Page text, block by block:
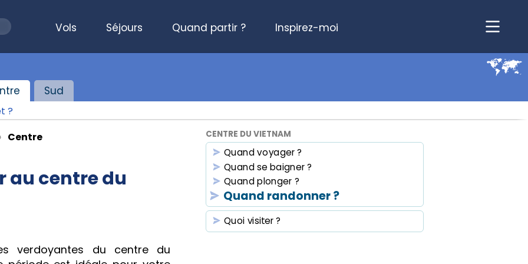
Vols Séjours Quand partir ? Inspirez-moi
Sud
?
CENTRE DU VIETNAM
Quand voyager ?
Quand se baigner ?
Quand plonger ?
Quand randonner ?
Quoi visiter ?
Centre
au centre du
verdoyantes du centre du